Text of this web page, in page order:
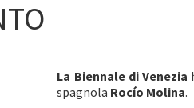
La Biennale di Venezia
spagnola Rocío Molina.